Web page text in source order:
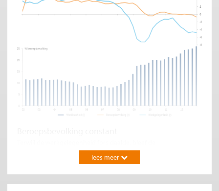
beroepsbevolking sinds 2009 min of meer constant. Dit
resulteerde in een ongekende stijging van de werkloosheid, tot
lees meer